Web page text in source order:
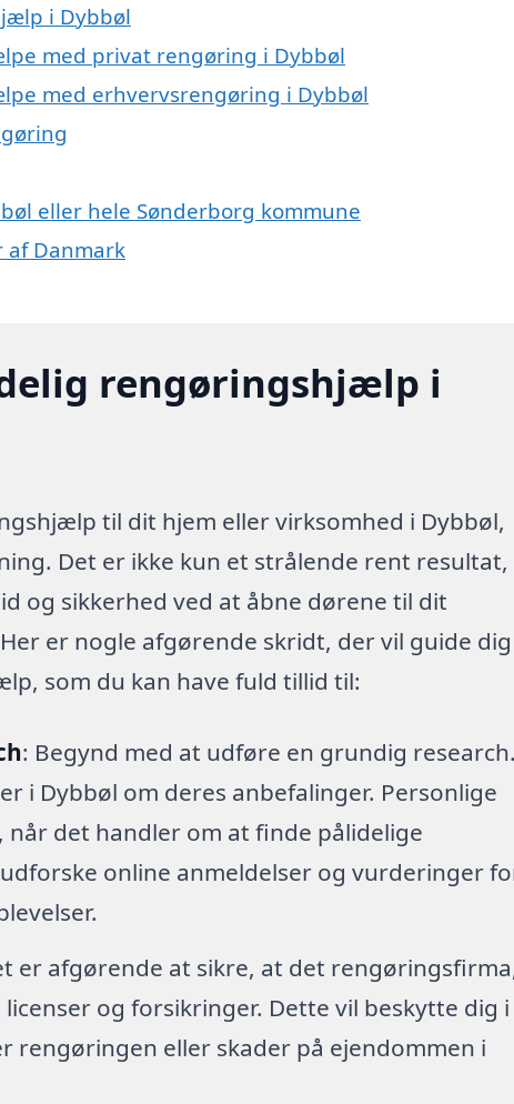
i Dybbøl
med privat rengøring i Dybbøl
med erhvervsrengøring i Dybbøl
eller hele Sønderborg kommune
Danmark
rengøringshjælp i
til dit hjem eller virksomhed i Dybbøl,
Det er ikke kun et strålende rent resultat,
og sikkerhed ved at åbne dørene til dit
er nogle afgørende skridt, der vil guide dig
som du kan have fuld tillid til:
: Begynd med at udføre en grundig
i Dybbøl om deres anbefalinger. Personlige
det handler om at finde pålidelige
online anmeldelser og vurderinger
er afgørende at sikre, at det
og forsikringer. Dette vil beskytte dig i
rengøringen eller skader på ejendommen i